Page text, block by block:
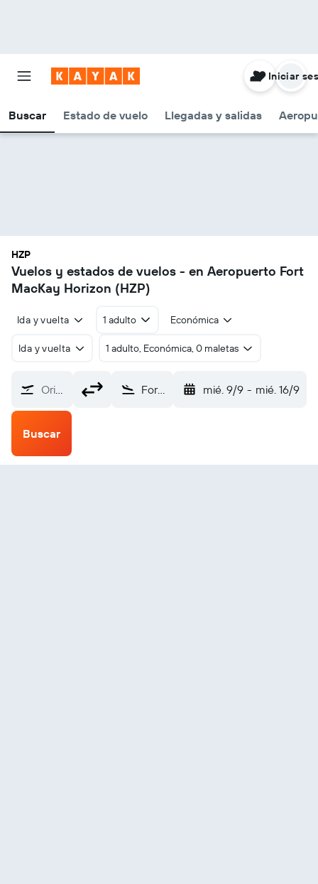
Buscar Estado de vuelo Llegadas y salidas
Iniciar
HZP
Vuelos y estados de vuelos - en Aeropuerto Fort
MacKay Horizon (HZP)
Ida y vuelta 1 adulto Económica
Ida y vuelta 1 adulto, Económica, 0 maletas
Origen Fort MacKay Horizon (HZP) mié. 9/9 - mié. 16/9
Buscar